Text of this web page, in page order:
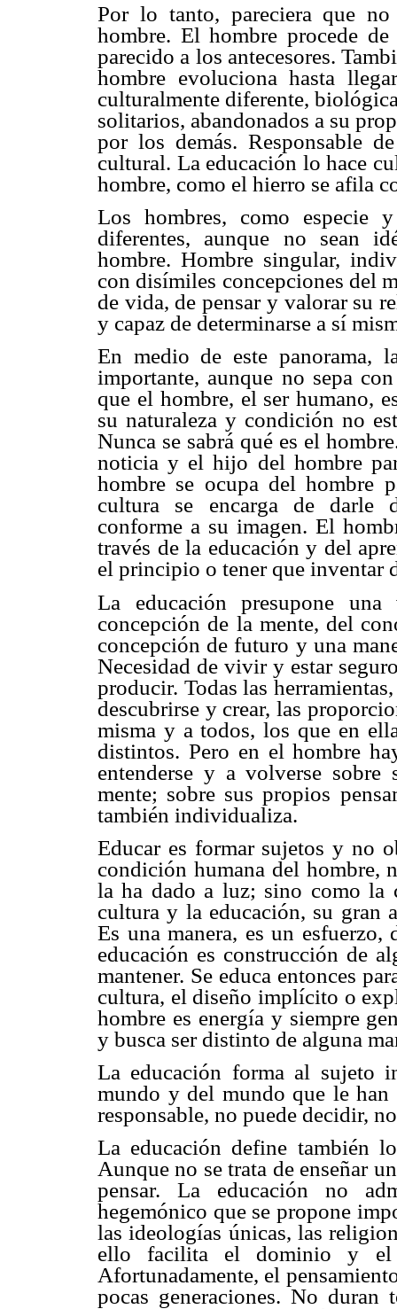
Por lo tanto, pareciera que
hombre. El hombre procede
parecido a los antecesores.
hombre evoluciona hasta
culturalmente diferente,
solitarios, abandonados a su
por los demás. Responsable
cultural. La educación lo hace
hombre, como el hierro se afila
Los hombres, como especie
diferentes, aunque no sean
hombre. Hombre singular,
con disímiles concepciones del
de vida, de pensar y valorar su
y capaz de determinarse a sí
En medio de este panorama,
importante, aunque no sepa
que el hombre, el ser humano,
su naturaleza y condición no
Nunca se sabrá qué es el
noticia y el hijo del hombre
hombre se ocupa del hombre
cultura se encarga de darle
conforme a su imagen. El
través de la educación y del
el principio o tener que inventar
La educación presupone
concepción de la mente, del
concepción de futuro y una
Necesidad de vivir y estar
producir. Todas las
descubrirse y crear, las
misma y a todos, los que en
distintos. Pero en el hombre
entenderse y a volverse
mente; sobre sus propios
también individualiza.
Educar es formar sujetos y no
condición humana del hombre,
la ha dado a luz; sino como la
cultura y la educación, su gran
Es una manera, es un
educación es construcción de
mantener. Se educa entonces
cultura, el diseño implícito o
hombre es energía y siempre
y busca ser distinto de alguna
La educación forma al sujeto
mundo y del mundo que le han
responsable, no puede decidir,
La educación define también
Aunque no se trata de enseñar
pensar. La educación no
hegemónico que se propone
las ideologías únicas, las
ello facilita el dominio y el
Afortunadamente, el
pocas generaciones. No